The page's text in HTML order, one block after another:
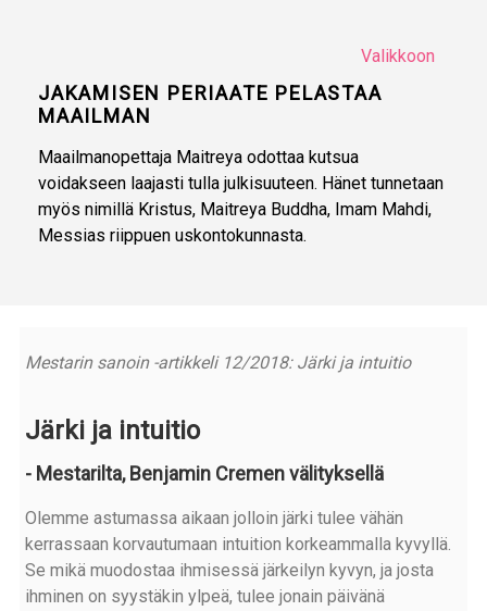
Valikkoon
JAKAMISEN PERIAATE PELASTAA
MAAILMAN
Maailmanopettaja Maitreya odottaa kutsua
voidakseen laajasti tulla julkisuuteen. Hänet tunnetaan
myös nimillä Kristus, Maitreya Buddha, Imam Mahdi,
Messias riippuen uskontokunnasta.
Mestarin sanoin -artikkeli 12/2018: Järki ja intuitio
Järki ja intuitio
- Mestarilta, Benjamin Cremen välityksellä
Olemme astumassa aikaan jolloin järki tulee vähän
kerrassaan korvautumaan intuition korkeammalla kyvyllä.
Se mikä muodostaa ihmisessä järkeilyn kyvyn, ja josta
ihminen on syystäkin ylpeä, tulee jonain päivänä